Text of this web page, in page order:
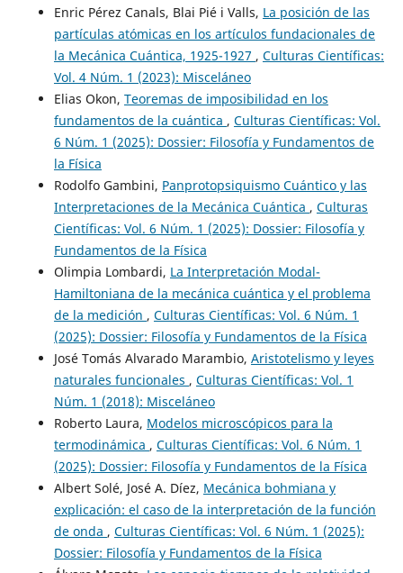
Enric Pérez Canals, Blai Pié i Valls, La posición de las
partículas atómicas en los artículos fundacionales de
la Mecánica Cuántica, 1925-1927 , Culturas Científicas:
Vol. 4 Núm. 1 (2023): Misceláneo
Elias Okon, Teoremas de imposibilidad en los
fundamentos de la cuántica , Culturas Científicas: Vol.
6 Núm. 1 (2025): Dossier: Filosofía y Fundamentos de
la Física
Rodolfo Gambini, Panprotopsiquismo Cuántico y las
Interpretaciones de la Mecánica Cuántica , Culturas
Científicas: Vol. 6 Núm. 1 (2025): Dossier: Filosofía y
Fundamentos de la Física
Olimpia Lombardi, La Interpretación Modal-
Hamiltoniana de la mecánica cuántica y el problema
de la medición , Culturas Científicas: Vol. 6 Núm. 1
(2025): Dossier: Filosofía y Fundamentos de la Física
José Tomás Alvarado Marambio, Aristotelismo y leyes
naturales funcionales , Culturas Científicas: Vol. 1
Núm. 1 (2018): Misceláneo
Roberto Laura, Modelos microscópicos para la
termodinámica , Culturas Científicas: Vol. 6 Núm. 1
(2025): Dossier: Filosofía y Fundamentos de la Física
Albert Solé, José A. Díez, Mecánica bohmiana y
explicación: el caso de la interpretación de la función
de onda , Culturas Científicas: Vol. 6 Núm. 1 (2025):
Dossier: Filosofía y Fundamentos de la Física